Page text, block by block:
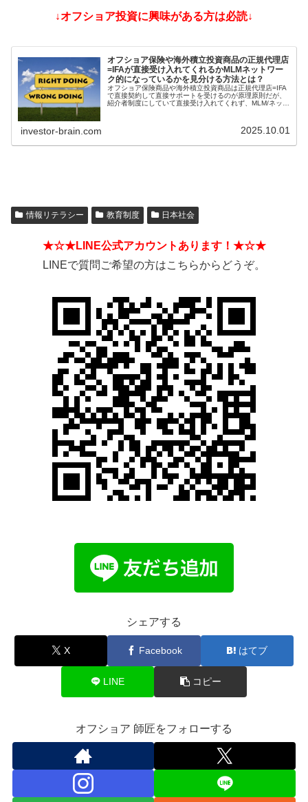
↓オフショア投資に興味がある方は必読↓
オフショア保険や海外積立投資商品の正規代理店
=IFAが直接受け入れてくれるかMLMネットワー
ク的になっているかを見分ける方法とは？
オフショア保険商品や海外積立投資商品は正規代理店=IFA
で直接契約して直接サポートを受けるのが原理原則だが、
紹介者制度にしていて直接受け入れてくれず、MLM/ネット
investor-brain.com 2025.10.01
情報リテラシー 教育制度 日本社会
★☆★LINE公式アカウントあります！★☆★
LINEで質問ご希望の方はこちらからどうぞ。
シェアする
X Facebook はてブ
LINE コピー
オフショア 師匠をフォローする